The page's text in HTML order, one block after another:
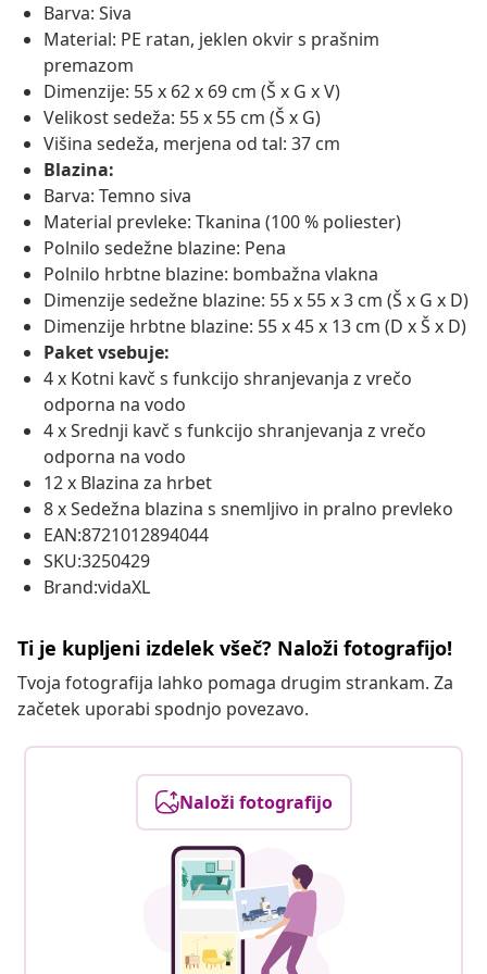
Barva: Siva
Material: PE ratan, jeklen okvir s prašnim
premazom
Dimenzije: 55 x 62 x 69 cm (Š x G x V)
Velikost sedeža: 55 x 55 cm (Š x G)
Višina sedeža, merjena od tal: 37 cm
Blazina:
Barva: Temno siva
Material prevleke: Tkanina (100 % poliester)
Polnilo sedežne blazine: Pena
Polnilo hrbtne blazine: bombažna vlakna
Dimenzije sedežne blazine: 55 x 55 x 3 cm (Š x G x D)
Dimenzije hrbtne blazine: 55 x 45 x 13 cm (D x Š x D)
Paket vsebuje:
4 x Kotni kavč s funkcijo shranjevanja z vrečo
odporna na vodo
4 x Srednji kavč s funkcijo shranjevanja z vrečo
odporna na vodo
12 x Blazina za hrbet
8 x Sedežna blazina s snemljivo in pralno prevleko
EAN:8721012894044
SKU:3250429
Brand:vidaXL
Ti je kupljeni izdelek všeč? Naloži fotografijo!
Tvoja fotografija lahko pomaga drugim strankam. Za
začetek uporabi spodnjo povezavo.
Naloži fotografijo